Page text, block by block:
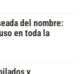
del nombre:
en toda la
y